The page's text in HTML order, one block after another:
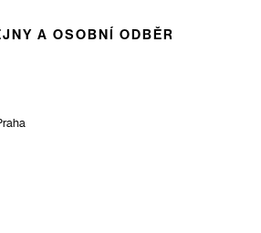
A OSOBNÍ ODBĚR